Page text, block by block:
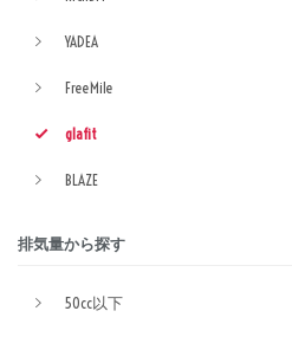
YADEA
FreeMile
glafit
BLAZE
排気量から探す
50cc以下